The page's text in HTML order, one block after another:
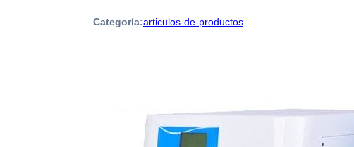
Categoría:articulos-de-productos